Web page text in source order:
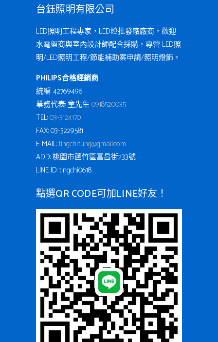
台鈺照明有限公司
LED照明工程專家，LED燈批發廠廠商，歡迎
水電盤商與室內設計師配合採購，專營 LED照
明/LED照明工程/節能補助案申請/照明燈飾。
PHILIPS合格經銷商
統編: 42769496
業務代表: 童先生0918520035
TEL:03-3124170
FAX: 03-3229581
E-MAIL:tingchi.tung@gmail.com
ADD: 桃園市蘆竹區富昌街233號
LINE ID: tingchi0618
點選QR CODE可加LINE好友！